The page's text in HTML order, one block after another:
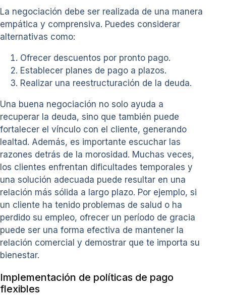
La negociación debe ser realizada de una manera
empática y comprensiva. Puedes considerar
alternativas como:
Ofrecer descuentos por pronto pago.
Establecer planes de pago a plazos.
Realizar una reestructuración de la deuda.
Una buena negociación no solo ayuda a
recuperar la deuda, sino que también puede
fortalecer el vínculo con el cliente, generando
lealtad. Además, es importante escuchar las
razones detrás de la morosidad. Muchas veces,
los clientes enfrentan dificultades temporales y
una solución adecuada puede resultar en una
relación más sólida a largo plazo. Por ejemplo, si
un cliente ha tenido problemas de salud o ha
perdido su empleo, ofrecer un período de gracia
puede ser una forma efectiva de mantener la
relación comercial y demostrar que te importa su
bienestar.
Implementación de políticas de pago
flexibles